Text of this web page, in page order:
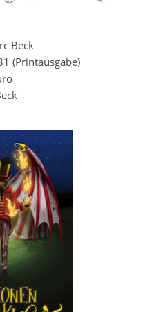
Beck
(Printausgabe)